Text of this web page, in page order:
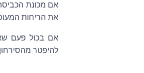
אם מכונת
את הריחות
אם בכול פעם
להיפטר